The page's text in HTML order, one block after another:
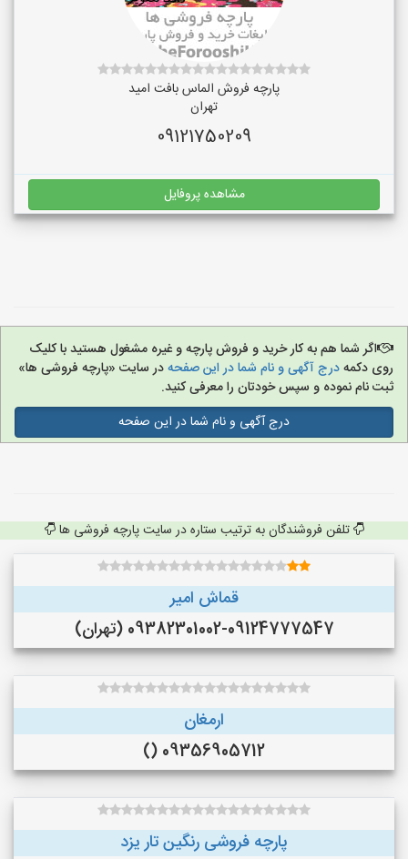
پارچه فروش الماس بافت امید
تهران
09121750209
مشاهده پروفایل
اگر شما هم به کار خرید و فروش پارچه و غیره مشغول هستید با کلیک
روی دکمهدرج آگهی و نام شما در این صفحهدر سایت «پارچه فروشی ها»
ثبت نام نموده و سپس خودتان را معرفی کنید.
درج آگهی و نام شما در این صفحه
تلفن فروشندگان به ترتیب ستاره در سایت پارچه فروشی ها
قماش امیر
09382301002-09124777547 (تهران)
ارمغان
09356905712 ()
پارچه فروشی رنگین تار یزد